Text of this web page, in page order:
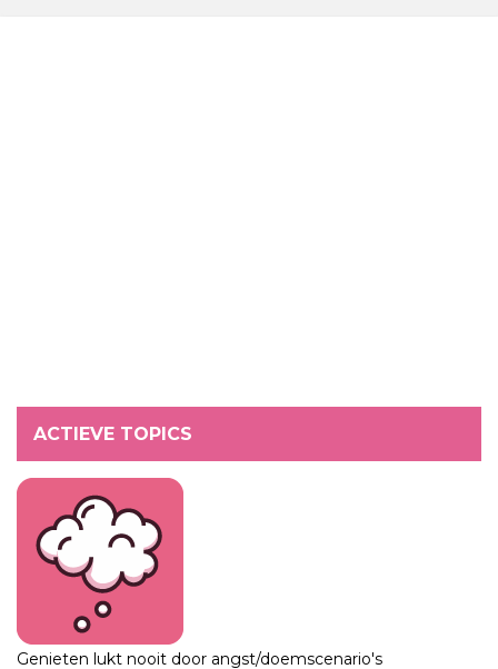
ACTIEVE TOPICS
Genieten lukt nooit door angst/doemscenario's